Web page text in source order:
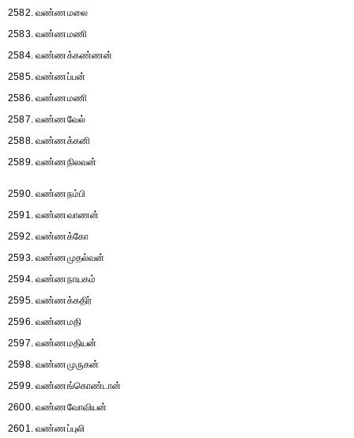
2582. வண்ணமலை
2583. வண்ணமணி
2584. வண்ணக்கண்ணன்
2585. வண்ணப்பன்
2586. வண்ணமணி
2587. வண்ணவேல்
2588. வண்ணக்கனி
2589. வண்ணநிலவன்
2590. வண்ணநம்பி
2591. வண்ணவாணன்
2592. வண்ணக்கோ
2593. வண்ணமுதல்வன்
2594. வண்ணநாயகம்
2595. வண்ணக்கதிர்
2596. வண்ணமதி
2597. வண்ணமதியன்
2598. வண்ணமுருகன்
2599. வண்ணங்கொண்டான்
2600. வண்ணவோவியன்
2601. வண்ணப்புலி